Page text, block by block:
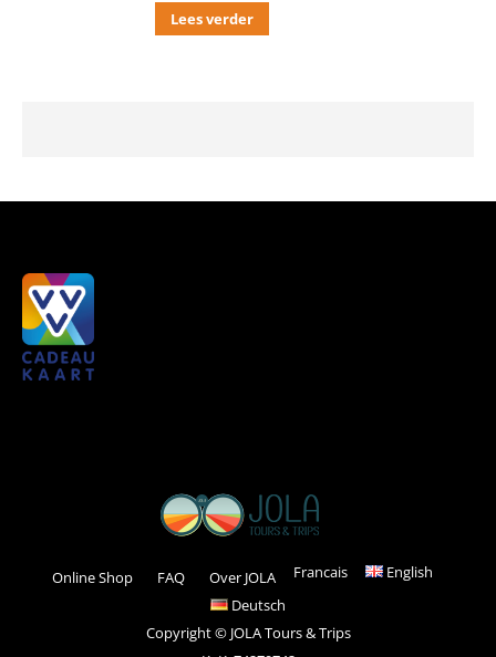
Lees verder
Online Shop FAQ Over JOLA Francais
English
Deutsch
Copyright © JOLA Tours & Trips